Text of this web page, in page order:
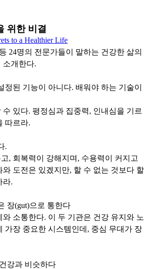
위한 비결
to a Healthier Life
24명의 전문가들이 말하는 건강한 삶의
소개한다.
정된 기능이 아니다. 배워야 하는 기술이
수 있다. 평정심과 집중력, 인내심을 기르
따르라.
.
, 회복력이 강해지며, 수용력이 커지고
와 도전은 있겠지만, 할 수 없는 것보다 할
라.
장(gut)으로 통한다
소통한다. 이 두 기관은 건강 유지와 노
가장 중요한 시스템인데, 중심 무대가 장
강과 비슷하다